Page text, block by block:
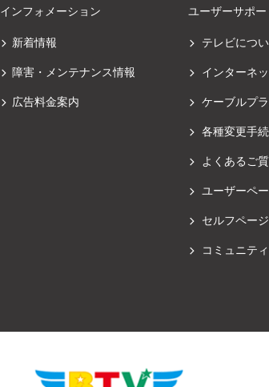
インフォメーション
新着情報
障害・メンテナンス情報
広告料金案内
ユーザーサポー
テレビにつ
インターネ
ケーブルプ
各種変更手
よくあるご
ユーザーペ
セルフペー
コミュニテ